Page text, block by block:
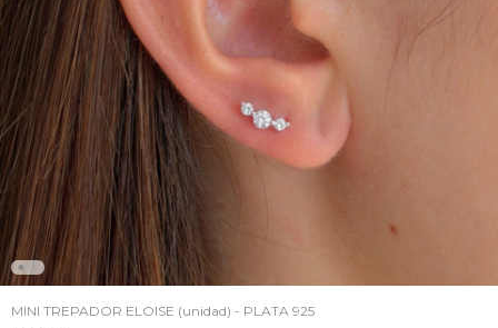
MINI TREPADOR ELOISE (unidad) - PLATA 925